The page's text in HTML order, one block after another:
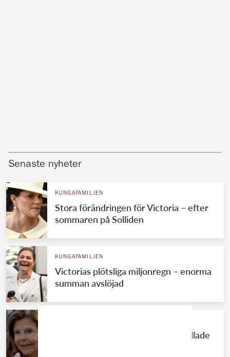
Senaste nyheter
KUNGAFAMILJEN
Stora förändringen för Victoria – efter
sommaren på Solliden
KUNGAFAMILJEN
Victorias plötsliga miljonregn – enorma
summan avslöjad
Silvias hemliga shoppingtur – handlade